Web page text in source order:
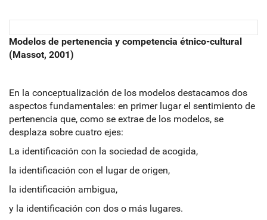
Modelos de pertenencia y competencia étnico-cultural
(Massot, 2001)
En la conceptualización de los modelos destacamos dos
aspectos fundamentales: en primer lugar el sentimiento de
pertenencia que, como se extrae de los modelos, se
desplaza sobre cuatro ejes:
La identificación con la sociedad de acogida,
la identificación con el lugar de origen,
la identificación ambigua,
y la identificación con dos o más lugares.